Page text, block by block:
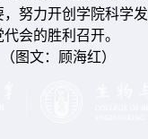
努力开创学院科学
会的胜利召开。
海红）